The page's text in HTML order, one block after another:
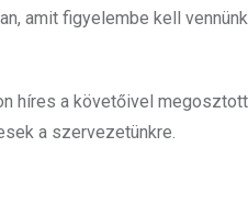
amit figyelembe kell
híres a követőivel
a szervezetünkre.